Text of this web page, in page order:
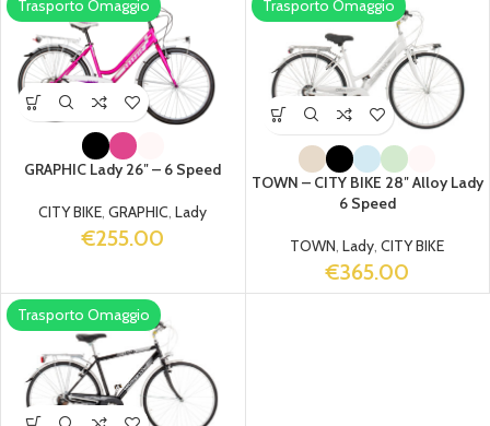
Trasporto Omaggio
GRAPHIC Lady 26″ – 6 Speed
CITY BIKE,GRAPHIC,Lady
€255.00
Trasporto Omaggio
TOWN – CITY BIKE 28″ Alloy Lady
6 Speed
TOWN,Lady,CITY BIKE
€365.00
Trasporto Omaggio